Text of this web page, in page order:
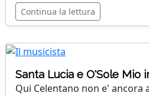
Continua la lettura
Santa Lucia e O'Sole Mio
Qui Celentano non e' ancora